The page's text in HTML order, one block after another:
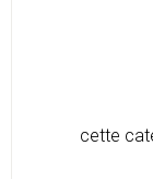
cette